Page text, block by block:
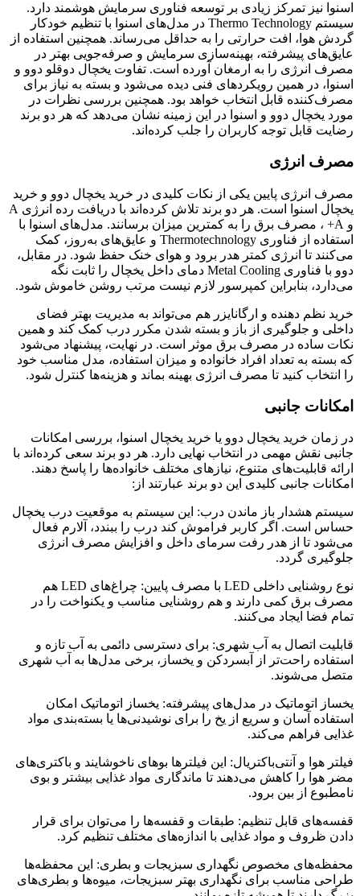
اسنوا نیز تمرکز زیادی بر توسعه فناوری سرمایش هوشمند دارد.
سیستم Thermo Technology در مدل‌های اسنوا با تنظیم خودکار
گردش هوا، افت حرارتی را به حداقل می‌رساند. همچنین استفاده از
عایق‌های پیشرفته، بهینه‌سازی سرمایش و صرفه‌جویی بهتر در
مصرف انرژی را به ارمغان آورده است. تفاوت یخچال دوقلو دوو و
اسنوا، در همین رویکردهای فنی دیده می‌شود و بسته به نیاز برای
مصرف‌کننده قابل انتخاب خواهد بود. همچنین بررسی نظرات در
مورد یخچال دوو و اسنوا در این زمینه نشان می‌دهد که هر دو برند
رضایت قابل توجه کاربران را جلب کرده‌اند.
مصرف انرژی
مصرف انرژی پایین یکی از نکات کلیدی در خرید یخچال دوو و خرید
یخچال اسنوا است. هر دو برند تلاش کرده‌اند با دریافت رده انرژی A
و A+ ، مصرف برق را به کمترین میزان برسانند. مدل‌های اسنوا با
استفاده از فناوری Thermotechnology و عایق‌های به‌روز، کمک
می‌کنند تا انرژی کمتر هدر برود و هوای خنک حفظ شود. در مقابل،
دوو با فناوری Metal Cooling دمای داخل یخچال را ثابت نگه
می‌دارد، بنابراین کمپرسور لازم نیست مرتب روشن خاموش شود.
خرید نظم دهنده و ارگانایزر هم می‌تواند به مدیریت بهتر فضای
داخلی و جلوگیری از باز و بسته شدن مکرر درب کمک کند و همین
نکات ساده در مصرف برق موثر است. در نهایت، پیشنهاد می‌شود
که بسته به تعداد افراد خانواده و میزان استفاده، مدل مناسب خود
را انتخاب کنید تا مصرف انرژی بهینه بماند و هزینه‌ها کنترل شود.
امکانات جانبی
در زمان خرید یخچال دوو یا خرید یخچال اسنوا، بررسی امکانات
جانبی نقش مهمی در انتخاب نهایی دارد. هر دو برند سعی کرده‌اند با
ارائه قابلیت‌های متنوع، نیازهای مختلف خانواده‌ها را پاسخ دهند.
امکانات جانبی کلیدی این دو برند عبارتند از:
سیستم هشدار باز ماندن درب: این سیستم به موقعیت درب یخچال
حساس است. اگر کاربر فراموش کند درب را ببندد، آلارم فعال
می‌شود تا از هدر رفت سرمای داخل و افزایش مصرف انرژی
جلوگیری گردد.
نوع روشنایی داخلی LED با مصرف پایین: چراغ‌های LED هم
مصرف برق کمی دارند و هم روشنایی مناسب و یکنواخت را در
تمام فضا ایجاد می‌کنند.
قابلیت اتصال به آب شهری: برای دسترسی دائمی به آب تازه و
استفاده راحت‌تر از آبسردکن و یخساز، برخی مدل‌ها به آب شهری
متصل می‌شوند.
یخساز اتوماتیک در مدل‌های پیشرفته: یخساز اتوماتیک امکان
استفاده آسان و سریع از یخ را برای نوشیدنی‌ها یا بسته‌بندی مواد
غذایی فراهم می‌کند.
فیلتر هوا و آنتی‌باکتریال: این فیلترها بوهای ناخوشایند و باکتری‌های
مضر هوا را کاهش می‌دهند تا ماندگاری مواد غذایی بیشتر و بوی
نامطبوع از بین برود.
قفسه‌های قابل تنظیم: طبقات و قفسه‌ها را می‌توان برای قرار
دادن ظروف و مواد غذایی با اندازه‌های مختلف تنظیم کرد.
محفظه‌های مخصوص نگهداری سبزیجات و بطری: این محفظه‌ها
طراحی مناسب برای نگهداری بهتر سبزیجات، میوه‌ها و بطری‌های